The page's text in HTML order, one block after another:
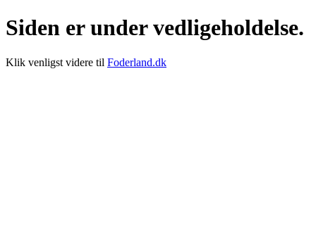
Siden er under vedligeholdelse.
Klik venligst videre til Foderland.dk